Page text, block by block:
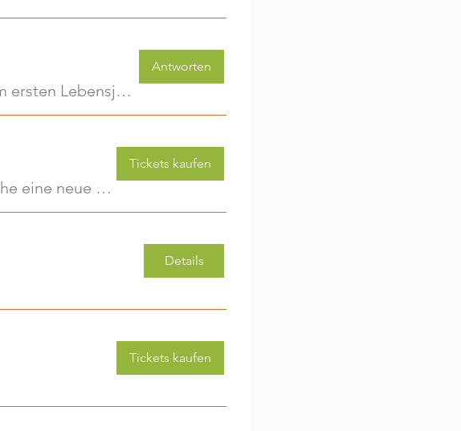
KinderwagenRunde - Gemeinsam unterwegs im ersten Lebensjahr
Antworten
Kreativwerkstatt für Kids (3-6 Jahre) - jede Woche eine neue Aktivität (2)
Tickets kaufen
Details
Tickets kaufen